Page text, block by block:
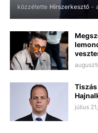
közzétette Hírszerkesztő -
július